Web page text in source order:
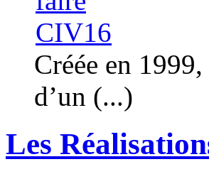
Créée en
d’un (...)
Les